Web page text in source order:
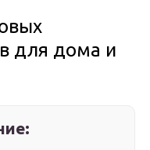
для дома и